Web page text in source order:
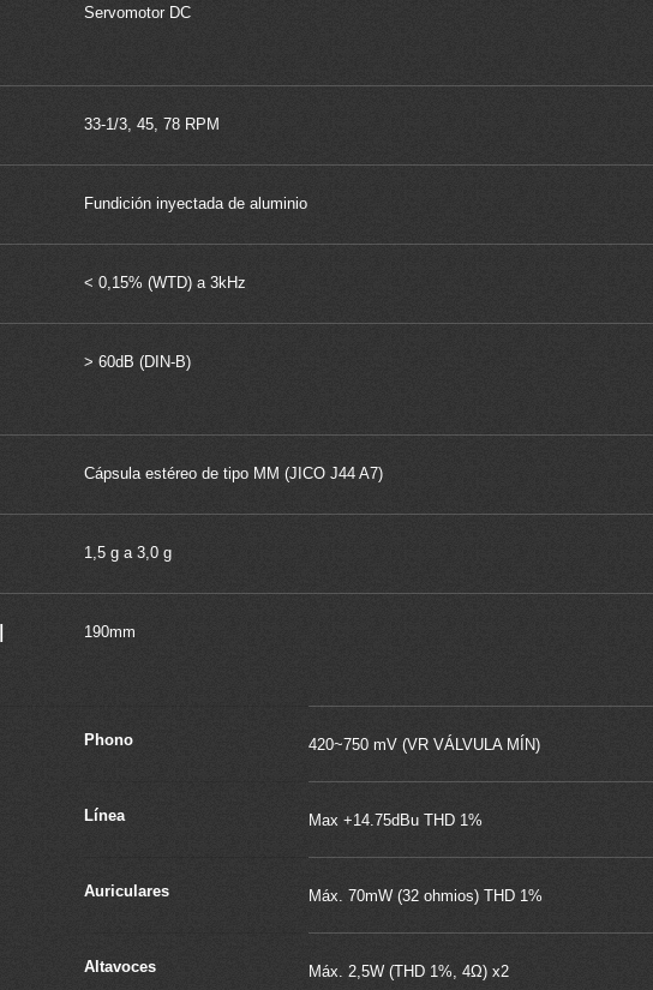
Servomotor DC
33-1/3, 45, 78 RPM
Fundición inyectada de aluminio
< 0,15% (WTD) a 3kHz
> 60dB (DIN-B)
Cápsula estéreo de tipo MM (JICO J44 A7)
1,5 g a 3,0 g
190mm
Phono 420~750 mV (VR VÁLVULA MÍN)
Línea Max +14.75dBu THD 1%
Auriculares Máx. 70mW (32 ohmios) THD 1%
Altavoces Máx. 2,5W (THD 1%, 4Ω) x2